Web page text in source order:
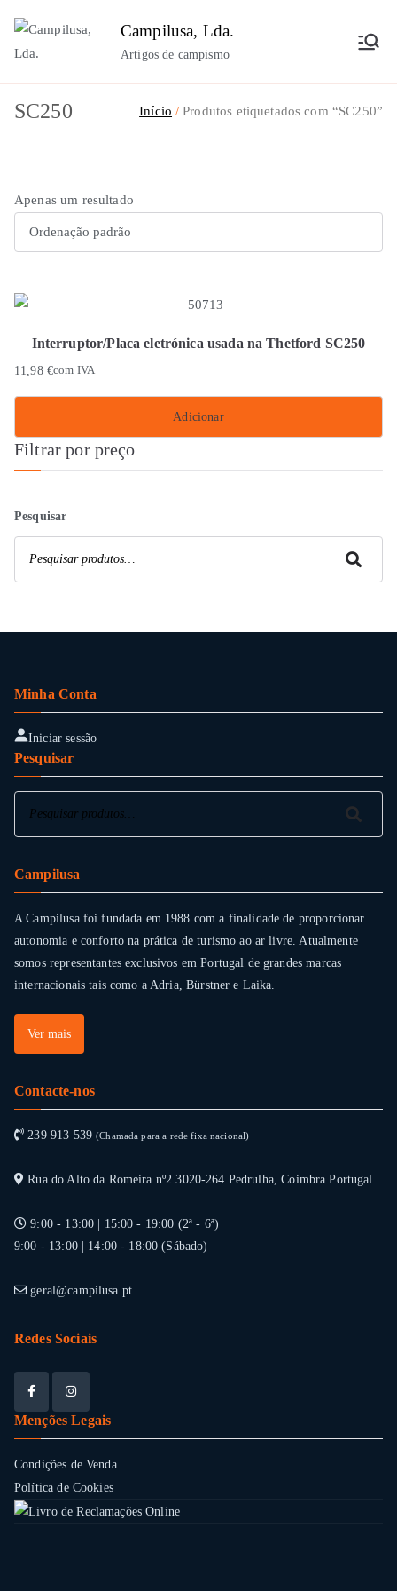
para
conteúdo
Campilusa, Lda.
Artigos de campismo
SC250 Início Produtos etiquetados com “SC250”
Apenas um resultado
Interruptor/Placa eletrónica usada na Thetford SC250
11,98 €com IVA
Adicionar
Filtrar por preço
Pesquisar
Pesquisar
Minha Conta
Iniciar sessão
Pesquisar
Pesquisar
Campilusa
A Campilusa foi fundada em 1988 com a finalidade de proporcionar
autonomia e conforto na prática de turismo ao ar livre. Atualmente
somos representantes exclusivos em Portugal de grandes marcas
internacionais tais como a Adria, Bürstner e Laika.
Ver mais
Contacte-nos
239 913 539(Chamada para a rede fixa nacional)
Rua do Alto da Romeira nº2 3020-264 Pedrulha, Coimbra Portugal
9:00 - 13:00 | 15:00 - 19:00 (2ª - 6ª)
9:00 - 13:00 | 14:00 - 18:00 (Sábado)
geral@campilusa.pt
Redes Sociais
Menções Legais
Condições de Venda
Política de Cookies